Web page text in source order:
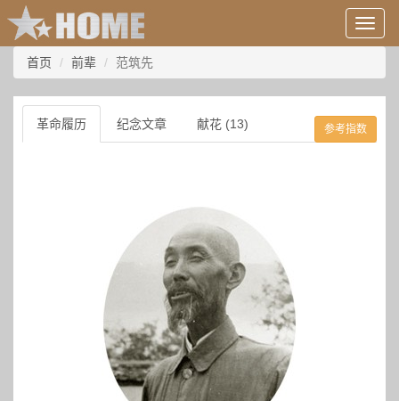
用
户
息/
登
录
等
首页 前辈 范筑先
革命履历 纪念文章 献花 (13) 参考指数